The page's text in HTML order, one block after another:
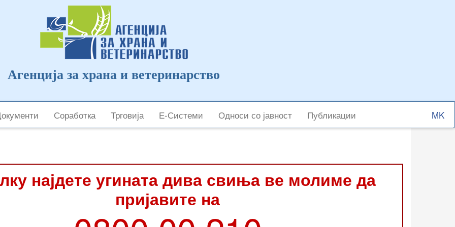
Агенција за храна и ветеринарство
Соработка Трговија Е-Системи Односи со јавност Публикации
Select
your
најдете угината дива свиња ве молиме да
пријавите на